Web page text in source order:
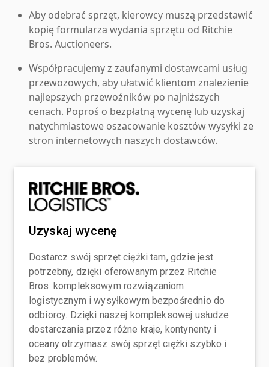
Aby odebrać sprzęt, kierowcy muszą przedstawić
kopię formularza wydania sprzętu od Ritchie
Bros. Auctioneers.
Współpracujemy z zaufanymi dostawcami usług
przewozowych, aby ułatwić klientom znalezienie
najlepszych przewoźników po najniższych
cenach. Poproś o bezpłatną wycenę lub uzyskaj
natychmiastowe oszacowanie kosztów wysyłki ze
stron internetowych naszych dostawców.
Uzyskaj wycenę
Dostarcz swój sprzęt ciężki tam, gdzie jest
potrzebny, dzięki oferowanym przez Ritchie
Bros. kompleksowym rozwiązaniom
logistycznym i wysyłkowym bezpośrednio do
odbiorcy. Dzięki naszej kompleksowej usłudze
dostarczania przez różne kraje, kontynenty i
oceany otrzymasz swój sprzęt ciężki szybko i
bez problemów.